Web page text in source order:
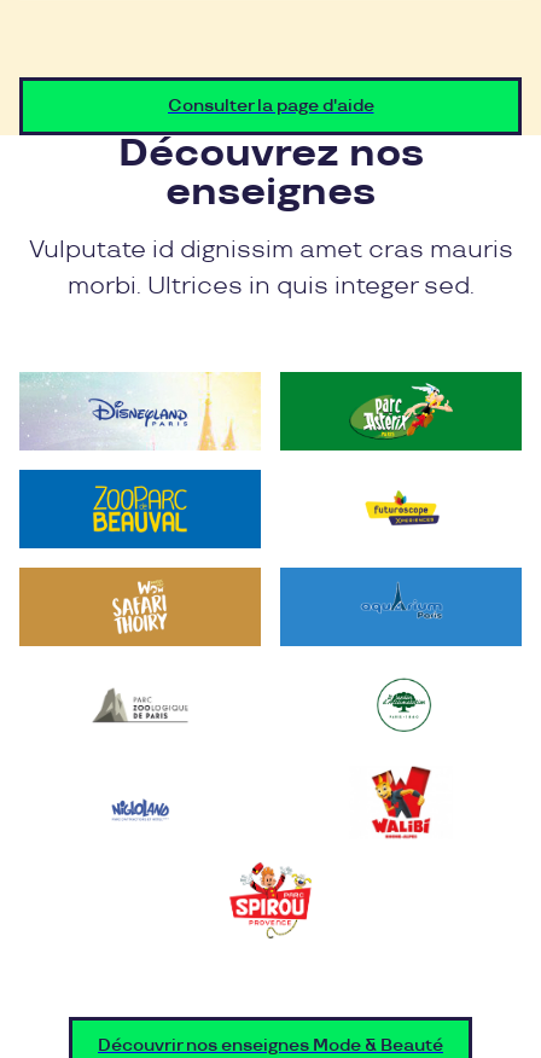
Consulter la page d'aide
Découvrez nos
enseignes
Vulputate id dignissim amet cras mauris
morbi. Ultrices in quis integer sed.
Découvrir nos enseignes Mode & Beauté